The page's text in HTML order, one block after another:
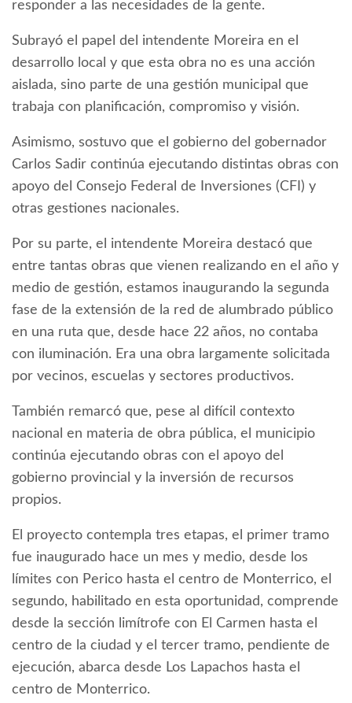
responder a las necesidades de la gente.
Subrayó el papel del intendente Moreira en el
desarrollo local y que esta obra no es una acción
aislada, sino parte de una gestión municipal que
trabaja con planificación, compromiso y visión.
Asimismo, sostuvo que el gobierno del gobernador
Carlos Sadir continúa ejecutando distintas obras con
apoyo del Consejo Federal de Inversiones (CFI) y
otras gestiones nacionales.
Por su parte, el intendente Moreira destacó que
entre tantas obras que vienen realizando en el año y
medio de gestión, estamos inaugurando la segunda
fase de la extensión de la red de alumbrado público
en una ruta que, desde hace 22 años, no contaba
con iluminación. Era una obra largamente solicitada
por vecinos, escuelas y sectores productivos.
También remarcó que, pese al difícil contexto
nacional en materia de obra pública, el municipio
continúa ejecutando obras con el apoyo del
gobierno provincial y la inversión de recursos
propios.
El proyecto contempla tres etapas, el primer tramo
fue inaugurado hace un mes y medio, desde los
límites con Perico hasta el centro de Monterrico, el
segundo, habilitado en esta oportunidad, comprende
desde la sección limítrofe con El Carmen hasta el
centro de la ciudad y el tercer tramo, pendiente de
ejecución, abarca desde Los Lapachos hasta el
centro de Monterrico.